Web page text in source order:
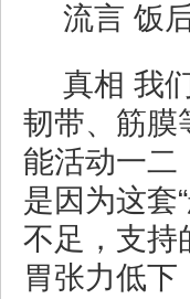
流言 饭
真相 我
韧带、筋膜
能活动一二
是因为这套
不足，支持
胃张力低下